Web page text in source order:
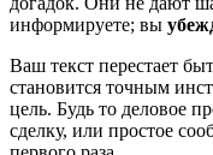
информируете; вы
Ваш текст перестает
становится точным
цель. Будь то деловое
сделку, или простое